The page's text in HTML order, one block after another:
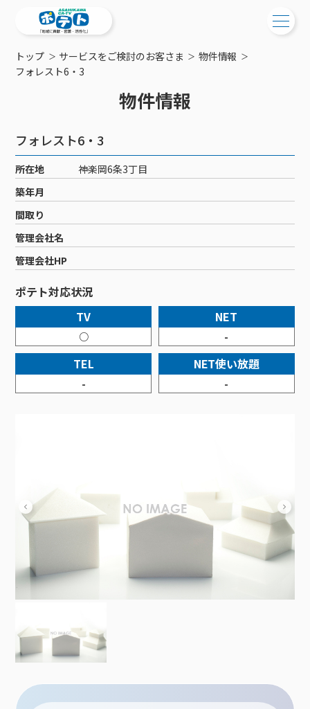
ご検討中の方
工事・配線について
新居をご検討中の方へ
ポテトを導入している集合住宅
物件情報
特典・キャンペーン
おトクな割引サービス
ご加入中の方
ご加入中のサービス確認・変更
WEBメール
サポートサービス
サポートサービストップ
リモートコール
回線速度測定
接続・設定⽅法
訪問サポート＆サポートパックサービス料⾦表
新着情報
メンテナンス・障害情報
ポテトからのプレゼント
イベントカレンダー
講座のご案内
サービス案内
サービス案内
ケーブルテレビ
ケーブルテレビトップ
チャンネル紹介
料⾦プラン
NHK衛星受信料団体⼀括⽀払
機器⼀覧
インターネット
インターネットトップ
料⾦プラン
Wi-Fiサービス
ポテトホーム防犯カメラ
オプションサービス
インターネットギガシェアプラン
固定電話
固定電話トップ
基本料⾦・通話料⾦
オプションサービス
auスマートバリュー
auまとめトーク
ポテトスマートフォントップ
料⾦プラン
機種⼀覧
オプションサービス
でんき
でんきトップ
ポラリンでんき×ポテト
ポテトでんき
暮らしを快適にするサービス
暮らしを快適にするサービストップ
ポテトライフメール
コミチャン
お困りの方はこちら
会社案内
メンテナンス
障害情報
トップ サービスをご検討のお客さま
物件情報
フォレスト6・3
物件情報
フォレスト6・3
所在地
神楽岡6条3丁目
築年月
間取り
管理会社名
管理会社HP
ポテト対応状況
TV
○
NET
-
TEL
-
NET使い放題
-